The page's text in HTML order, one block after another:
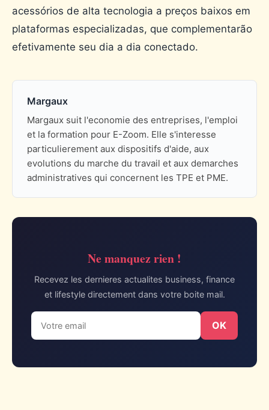
acessórios de alta tecnologia a preços baixos em
plataformas especializadas, que complementarão
efetivamente seu dia a dia conectado.
Margaux
Margaux suit l'economie des entreprises, l'emploi
et la formation pour E-Zoom. Elle s'interesse
particulierement aux dispositifs d'aide, aux
evolutions du marche du travail et aux demarches
administratives qui concernent les TPE et PME.
Ne manquez rien !
Recevez les dernieres actualites business, finance
et lifestyle directement dans votre boite mail.
OK